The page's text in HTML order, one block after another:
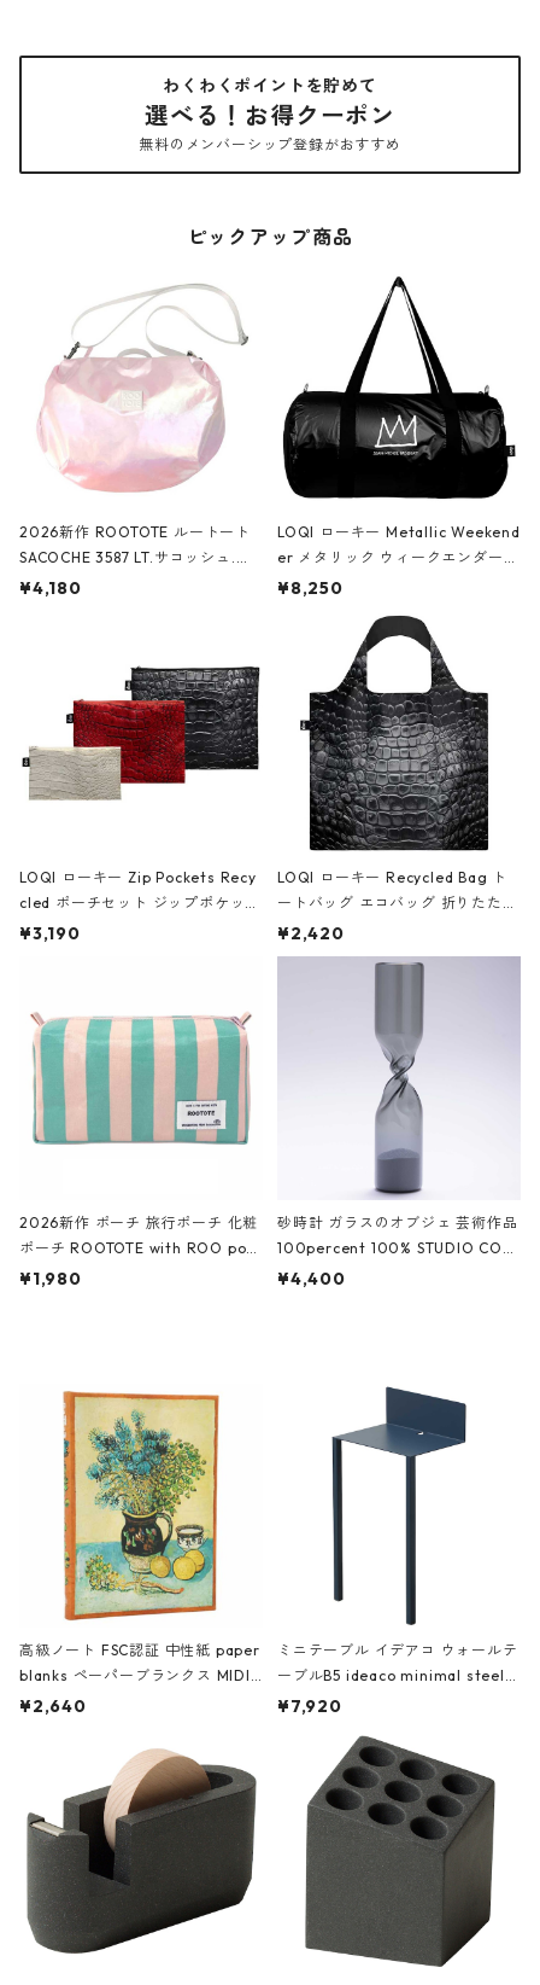
わくわくポイントを貯めて
選べる！お得クーポン
無料のメンバーシップ登録がおすすめ
ピックアップ商品
2026新作 ROOTOTE ルートート
SACOCHE 3587 LT.サコッシュ.ル
ミエ-B ショルダーバッグ グロスピ
¥4,180
LOQI ローキー Metallic Weekend
er メタリック ウィークエンダー
ボストンバッグ ショルダーバッグ
Black ジャン=ミッシェル・バスキ
ア/クラウン ブラック
¥8,250
LOQI ローキー Zip Pockets Recy
cled ポーチセット ジップポケット
ファスナーポーチ 撥水加工 トラベ
ーガンディー、オフホワイト
¥3,190
LOQI ローキー Recycled Bag ト
ートバッグ エコバッグ 折りたたみ
大きめ 撥水加工 収納ポーチ CRO
CODILE/Black クロコダイル/ブラ
¥2,420
2026新作 ポーチ 旅行ポーチ 化粧
ポーチ ROOTOTE with ROO pou
ch 3532 ルートート WR.ポーチ.ラ
¥1,980
砂時計 ガラスのオブジェ 芸術作品
100percent 100% STUDIO COH
AKU Timeless 100パーセント ス
¥4,400
高級ノート FSC認証 中性紙 paper
blanks ペーパーブランクス MIDI
ハードカバー 罫線 ヴァン・ゴッホ
¥2,640
ミニテーブル イデアコ ウォールテ
ーブルB5 ideaco minimal steel f
urniture WALL Table B5 ネイビー
¥7,920